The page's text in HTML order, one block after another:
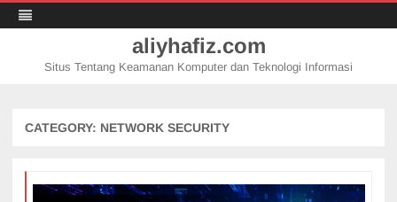
aliyhafiz.com
Situs Tentang Keamanan Komputer dan Teknologi Informasi
CATEGORY: NETWORK SECURITY